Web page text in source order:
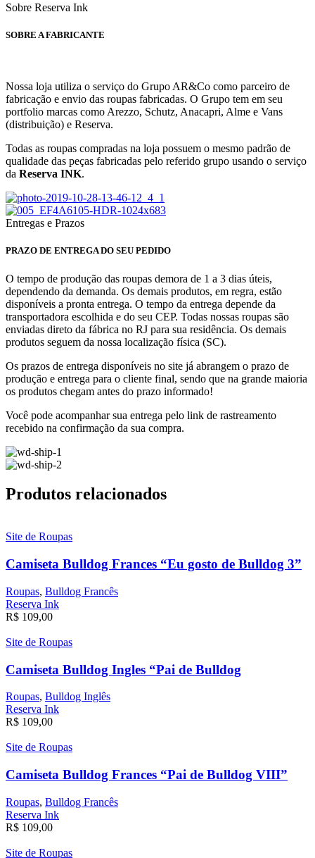
Sobre Reserva Ink
SOBRE A FABRICANTE
Nossa loja utiliza o serviço do Grupo AR&Co como parceiro de
fabricação e envio das roupas fabricadas. O Grupo tem em seu
portfolio marcas como Arezzo, Schutz, Anacapri, Alme e Vans
(distribuição) e Reserva.
Todas as roupas compradas na loja possuem o mesmo padrão de
qualidade das peças fabricadas pelo referido grupo usando o serviço
da Reserva INK.
Entregas e Prazos
PRAZO DE ENTREGA DO SEU PEDIDO
O tempo de produção das roupas demora de 1 a 3 dias úteis,
dependendo da demanda. Os demais produtos, em regra, estão
disponíveis a pronta entrega. O tempo da entrega depende da
transportadora escolhida e do seu CEP. Todas nossas roupas são
enviadas direto da fábrica no RJ para sua residência. Os demais
produtos seguem da nossa localização física (SC).
Os prazos de entrega disponíveis no site já abrangem o prazo de
produção e entrega para o cliente final, sendo que na grande maioria
os produtos chegam antes do prazo informado!
Você pode acompanhar sua entrega pelo link de rastreamento
recebido na confirmação da sua compra.
Produtos relacionados
Site de Roupas
Camiseta Bulldog Frances “Eu gosto de Bulldog 3”
Roupas, Bulldog Francês
Reserva Ink
R$ 109,00
Site de Roupas
Camiseta Bulldog Ingles “Pai de Bulldog
Roupas, Bulldog Inglês
Reserva Ink
R$ 109,00
Site de Roupas
Camiseta Bulldog Frances “Pai de Bulldog VIII”
Roupas, Bulldog Francês
Reserva Ink
R$ 109,00
Site de Roupas